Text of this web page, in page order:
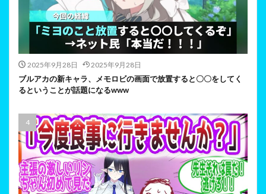
2025年9月28日 2025年9月28日
ブルアカの新キャラ、メモロビの画面で放置すると〇〇をしてく
るということが話題になるwww